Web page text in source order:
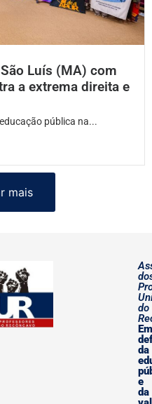
Luís (MA) com
a extrema direita e
pública na...
mais
do
Em
da
e
da